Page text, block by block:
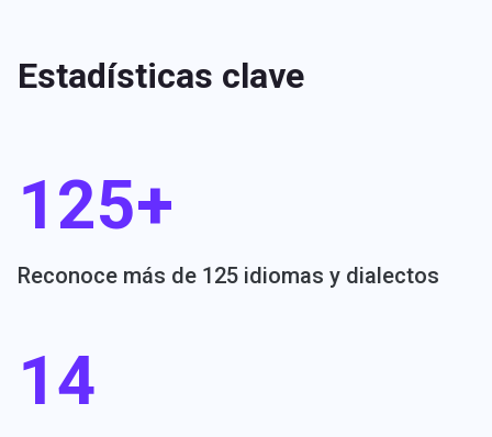
Estadísticas clave
125+
Reconoce más de 125 idiomas y dialectos
14